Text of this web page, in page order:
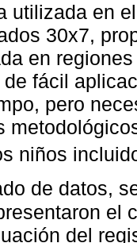
utilizada en
30x7,
en
fácil
pero
niños
de datos,
el
del